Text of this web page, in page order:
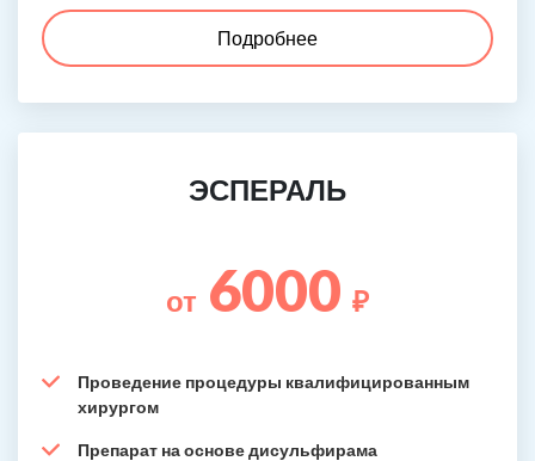
Подробнее
ЭСПЕРАЛЬ
от 6000 ₽
Проведение процедуры квалифицированным
хирургом
Препарат на основе дисульфирама